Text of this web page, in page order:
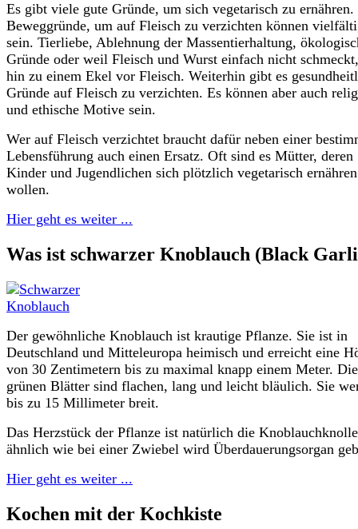
Es gibt viele gute Gründe, um sich vegetarisch zu
Beweggründe, um auf Fleisch zu verzichten können
sein. Tierliebe, Ablehnung der Massentierhaltung,
Gründe oder weil Fleisch und Wurst einfach nicht
hin zu einem Ekel vor Fleisch. Weiterhin gibt es
Gründe auf Fleisch zu verzichten. Es können aber auch
und ethische Motive sein.
Wer auf Fleisch verzichtet braucht dafür neben einer
Lebensführung auch einen Ersatz. Oft sind es Mütter, deren
Kinder und Jugendlichen sich plötzlich vegetarisch ernähren
wollen.
Hier geht es weiter ...
Was ist schwarzer Knoblauch (Black
Der gewöhnliche Knoblauch ist krautige Pflanze. Sie ist in
Deutschland und Mitteleuropa heimisch und erreicht eine
von 30 Zentimetern bis zu maximal knapp einem Meter. Die
grünen Blätter sind flachen, lang und leicht bläulich. Sie
bis zu 15 Millimeter breit.
Das Herzstück der Pflanze ist natürlich die
ähnlich wie bei einer Zwiebel wird Überdauerungsorgan
Hier geht es weiter ...
Kochen mit der Kochkiste